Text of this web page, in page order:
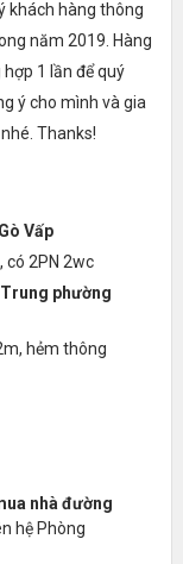
khách hàng thông
năm 2019. Hàng
1 lần để quý
ý cho mình và gia
Thanks!
Vấp
có 2PN 2wc
phường
hẻm thông
nhà đường
hệ Phòng